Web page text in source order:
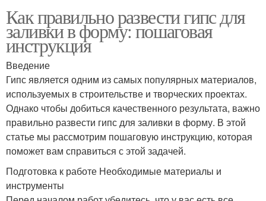
Как правильно развести гипс для
заливки в форму: пошаговая
инструкция
Введение
Гипс является одним из самых популярных материалов,
используемых в строительстве и творческих проектах.
Однако чтобы добиться качественного результата, важно
правильно развести гипс для заливки в форму. В этой
статье мы рассмотрим пошаговую инструкцию, которая
поможет вам справиться с этой задачей.
Подготовка к работе Необходимые материалы и
инструменты